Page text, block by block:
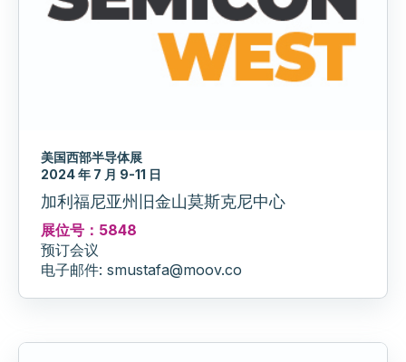
美国西部半导体展
2024 年 7 月 9-11 日
加利福尼亚州旧金山莫斯克尼中心
展位号：5848
预订会议
电子邮件: smustafa@moov.co